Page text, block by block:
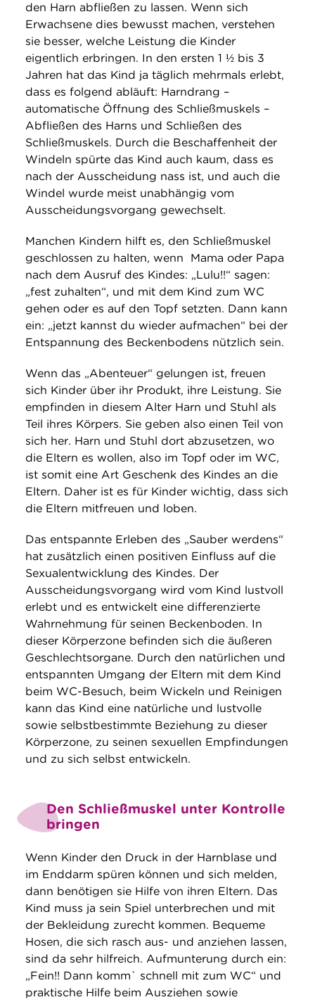
den Harn abfließen zu lassen. Wenn sich
Erwachsene dies bewusst machen, verstehen
sie besser, welche Leistung die Kinder
eigentlich erbringen. In den ersten 1 ½ bis 3
Jahren hat das Kind ja täglich mehrmals erlebt,
dass es folgend abläuft: Harndrang –
automatische Öffnung des Schließmuskels –
Abfließen des Harns und Schließen des
Schließmuskels. Durch die Beschaffenheit der
Windeln spürte das Kind auch kaum, dass es
nach der Ausscheidung nass ist, und auch die
Windel wurde meist unabhängig vom
Ausscheidungsvorgang gewechselt.
Manchen Kindern hilft es, den Schließmuskel
geschlossen zu halten, wenn Mama oder Papa
nach dem Ausruf des Kindes: „Lulu!!“ sagen:
„fest zuhalten“, und mit dem Kind zum WC
gehen oder es auf den Topf setzten. Dann kann
ein: „jetzt kannst du wieder aufmachen“ bei der
Entspannung des Beckenbodens nützlich sein.
Wenn das „Abenteuer“ gelungen ist, freuen
sich Kinder über ihr Produkt, ihre Leistung. Sie
empfinden in diesem Alter Harn und Stuhl als
Teil ihres Körpers. Sie geben also einen Teil von
sich her. Harn und Stuhl dort abzusetzen, wo
die Eltern es wollen, also im Topf oder im WC,
ist somit eine Art Geschenk des Kindes an die
Eltern. Daher ist es für Kinder wichtig, dass sich
die Eltern mitfreuen und loben.
Das entspannte Erleben des „Sauber werdens“
hat zusätzlich einen positiven Einfluss auf die
Sexualentwicklung des Kindes. Der
Ausscheidungsvorgang wird vom Kind lustvoll
erlebt und es entwickelt eine differenzierte
Wahrnehmung für seinen Beckenboden. In
dieser Körperzone befinden sich die äußeren
Geschlechtsorgane. Durch den natürlichen und
entspannten Umgang der Eltern mit dem Kind
beim WC-Besuch, beim Wickeln und Reinigen
kann das Kind eine natürliche und lustvolle
sowie selbstbestimmte Beziehung zu dieser
Körperzone, zu seinen sexuellen Empfindungen
und zu sich selbst entwickeln.
Den Schließmuskel unter Kontrolle
bringen
Wenn Kinder den Druck in der Harnblase und
im Enddarm spüren können und sich melden,
dann benötigen sie Hilfe von ihren Eltern. Das
Kind muss ja sein Spiel unterbrechen und mit
der Bekleidung zurecht kommen. Bequeme
Hosen, die sich rasch aus- und anziehen lassen,
sind da sehr hilfreich. Aufmunterung durch ein:
„Fein!! Dann komm` schnell mit zum WC“ und
praktische Hilfe beim Ausziehen sowie